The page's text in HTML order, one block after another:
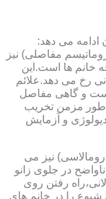
ادامه می دهد:
مفاصلی) نیز
خانم ها است.این
رخ می دهد.علائم
و گاهی مفاصل
طور مزمن تخریب
و آزمایش
نیز می
در جلوی زانو
رفتن روی
شیوع را در خانم های